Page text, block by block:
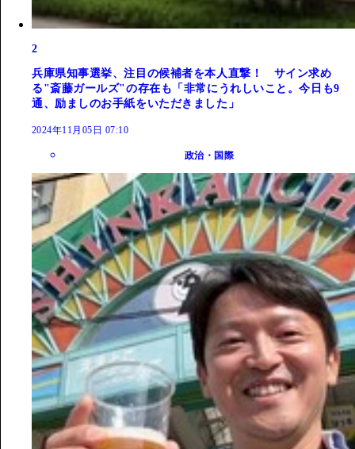
2
兵庫県知事選挙、注目の候補者を本人直撃！ サイン求め
る"斎藤ガールズ"の存在も「非常にうれしいこと。今日も9
通、励ましのお手紙をいただきました」
2024年11月05日 07:10
政治・国際